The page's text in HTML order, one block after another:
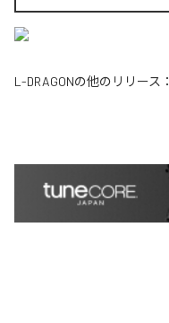
L-DRAGONの他のリリース：